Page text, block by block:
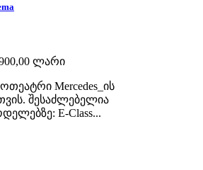
ლარი
Mercedes_ის
შესაძლებელია
E-Class...